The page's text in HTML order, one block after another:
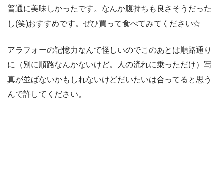
普通に美味しかったです。なんか腹持ちも良さそうだった
し(笑)おすすめです。ぜひ買って食べてみてください☆
アラフォーの記憶力なんて怪しいのでこのあとは順路通り
に（別に順路なんかないけど。人の流れに乗っただけ）写
真が並ばないかもしれないけどだいたいは合ってると思う
んで許してください。